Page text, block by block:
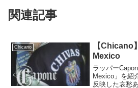
関連記事
Chicano
【Chicano
Mexico
ラッパー
Mexico」を紹
反映した哀愁